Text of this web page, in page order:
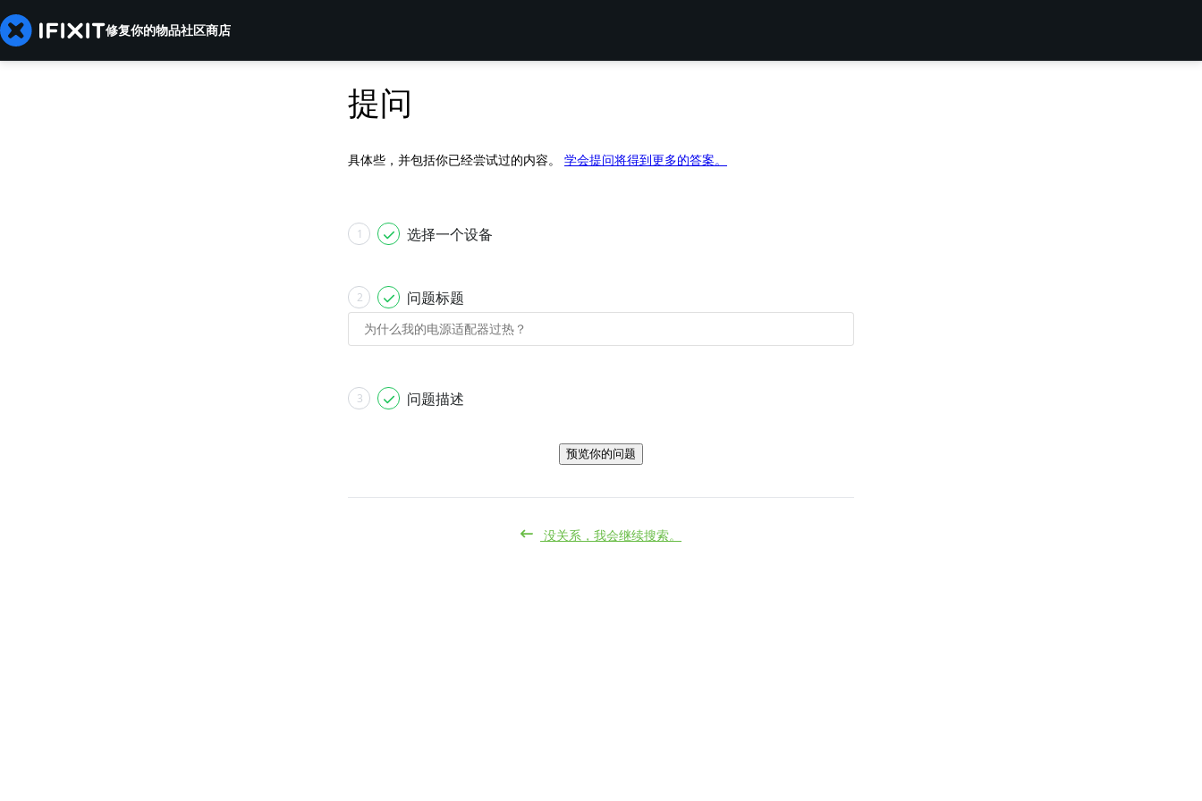
修复你的物品社区商店
提问
具体些，并包括你已经尝试过的内容。 学会提问将得到更多的答案。
1 选择一个设备
2 问题标题
3 问题描述
预览你的问题
没关系，我会继续搜索。